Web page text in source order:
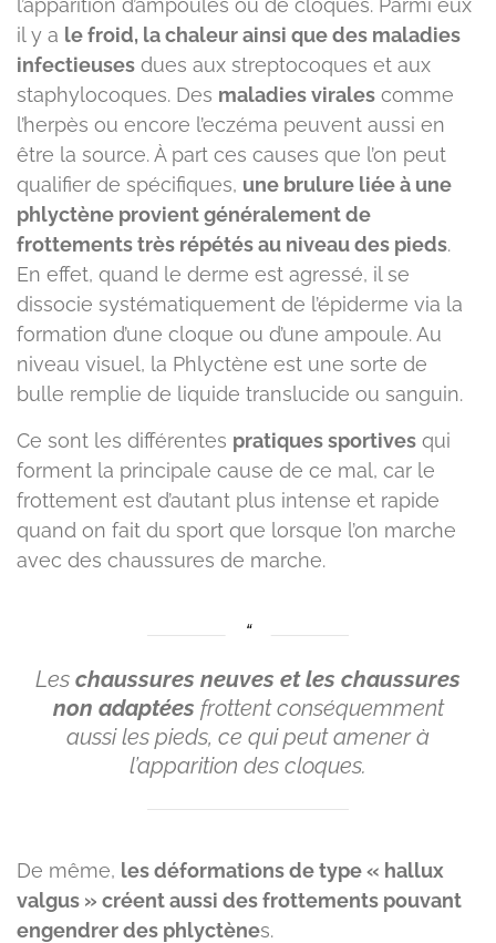
l’apparition d’ampoules ou de cloques. Parmi eux
il y a le froid, la chaleur ainsi que des maladies
infectieuses dues aux streptocoques et aux
staphylocoques. Des maladies virales comme
l’herpès ou encore l’eczéma peuvent aussi en
être la source. À part ces causes que l’on peut
qualifier de spécifiques, une brulure liée à une
phlyctène provient généralement de
frottements très répétés au niveau des pieds.
En effet, quand le derme est agressé, il se
dissocie systématiquement de l’épiderme via la
formation d’une cloque ou d’une ampoule. Au
niveau visuel, la Phlyctène est une sorte de
bulle remplie de liquide translucide ou sanguin.
Ce sont les différentes pratiques sportives qui
forment la principale cause de ce mal, car le
frottement est d’autant plus intense et rapide
quand on fait du sport que lorsque l’on marche
avec des chaussures de marche.
Les chaussures neuves et les chaussures
non adaptées frottent conséquemment
aussi les pieds, ce qui peut amener à
l’apparition des cloques.
De même, les déformations de type « hallux
valgus » créent aussi des frottements pouvant
engendrer des phlyctènes.